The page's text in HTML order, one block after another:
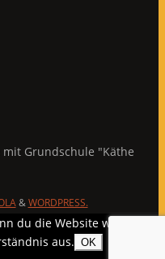
mit Grundschule "Käthe
&WORDPRESS.
du die Website weiter
aus. OK